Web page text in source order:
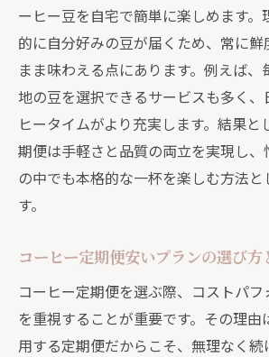
ーヒー豆を自宅で簡単に楽しめます。
的に自分好みの豆が届くため、常に鮮
まま味わえる点にあります。例えば、
地の豆を選択できるサービスも多く、
ヒータイムがより充実します。結果と
期便は手軽さと品質の両立を実現し、
の中でも本格的な一杯を楽しむ方法と
す。
コーヒー定期便安いプランの選び方
コーヒー定期便を選ぶ際、コストパフ
を重視することが重要です。その理由
用する定期便だからこそ、無理なく